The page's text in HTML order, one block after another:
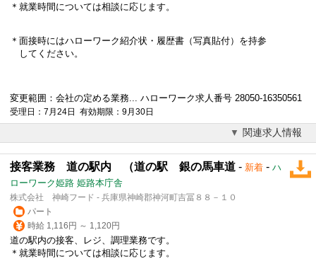
＊就業時間については相談に応じます。
＊面接時にはハローワーク紹介状・履歴書（写真貼付）を持参
してください。
変更範囲：会社の定める業務... ハローワーク求人番号 28050-16350561
受理日：7月24日 有効期限：9月30日
関連求人情報
接客業務 道の駅内 （道の駅 銀の馬車道 - 新着 - ハ
ローワーク姫路 姫路本庁舎
株式会社 神崎フード - 兵庫県神崎郡神河町吉冨８８－１０
パート
時給 1,116円 ～ 1,120円
道の駅内の接客、レジ、調理業務です。
＊就業時間については相談に応じます。